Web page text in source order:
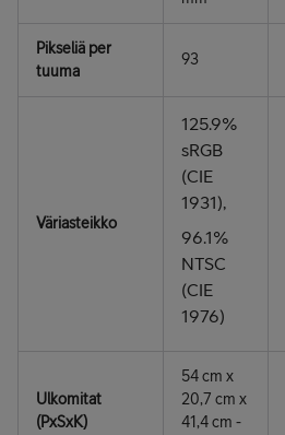
Pikseliä per
tuuma
93
Väriasteikko
125.9%
sRGB
(CIE
1931),
96.1%
NTSC
(CIE
1976)
Ulkomitat
(PxSxK)
54 cm x
20,7 cm x
41,4 cm -